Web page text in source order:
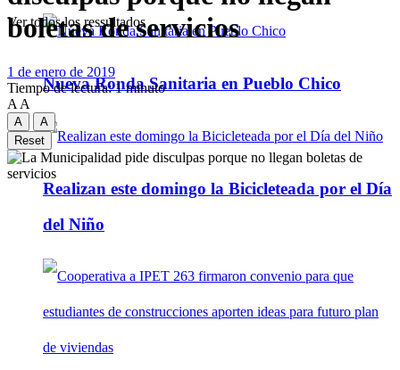
Nueva Ronda Sanitaria en Pueblo Chico
Realizan este domingo la Bicicleteada por el Día
del Niño
Ver todos los ressultados
boletas de servicios
1 de enero de 2019
Tiempo de lectura: 1 minuto
A A
A
A
Reset